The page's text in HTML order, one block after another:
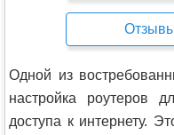
Одной из
настройка роутеров
доступа к интернету.